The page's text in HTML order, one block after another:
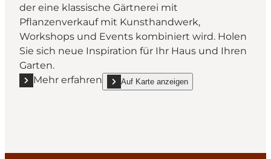
der eine klassische Gärtnerei mit
Pflanzenverkauf mit Kunsthandwerk,
Workshops und Events kombiniert wird. Holen
Sie sich neue Inspiration für Ihr Haus und Ihren
Garten.
Mehr erfahren
Mehr erfahren "Det Kreative Gartneri"
Auf Karte anzeigen
show Det Kreative Gartneri on_map